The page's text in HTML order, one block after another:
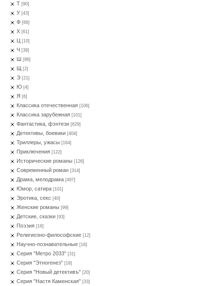
Т [90]
У [43]
Ф [66]
Х [61]
Ц [10]
Ч [39]
Ш [86]
Щ [2]
Э [21]
Ю [4]
Я [6]
Классика отечественная [106]
Классика зарубежная [101]
Фантастика, фэнтези [629]
Детективы, боевики [404]
Триллеры, ужасы [164]
Приключения [122]
Исторические романы [126]
Современный роман [314]
Драма, мелодрама [497]
Юмор, сатира [101]
Эротика, секс [40]
Женские романы [99]
Детские, сказки [93]
Поэзия [16]
Религиозно-философские [12]
Научно-познавательные [16]
Серия "Метро 2033" [31]
Серия "Этногенез" [18]
Серия "Новый детективъ" [20]
Серия "Настя Каменская" [33]